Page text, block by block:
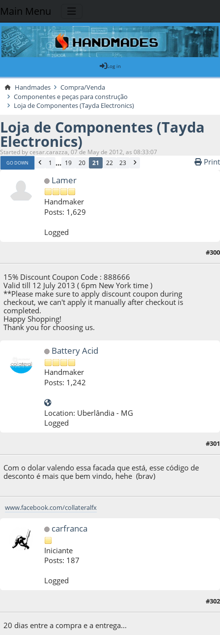
Main Menu
Log in
Handmades
Compra/Venda
Componentes e peças para construção
Loja de Componentes (Tayda Electronics)
Loja de Componentes (Tayda
Electronics)
Started by cesar.carazza, 07 de May de 2012, as 08:33:07
GO DOWN 1 ... 19 20 21 22 23 Print
Lamer
Handmaker
Posts: 1,629
Logged
#300
15% Discount Coupon Code : 888666
Valid till 12 July 2013 ( 6pm New York time )
**Please make sure to apply discount coupon during
checkout, we can't apply it manually after checkout is
completed.
Happy Shopping!
Thank you for choosing us.
Battery Acid
Handmaker
Posts: 1,242
Location: Uberlândia - MG
Logged
#301
Com o dolar valendo essa facada que está, esse código de
desconto é mais que bem vindo, hehe (brav)
www.facebook.com/collateralfx
carfranca
Iniciante
Posts: 187
Logged
#302
20 dias entre a compra e a entrega...